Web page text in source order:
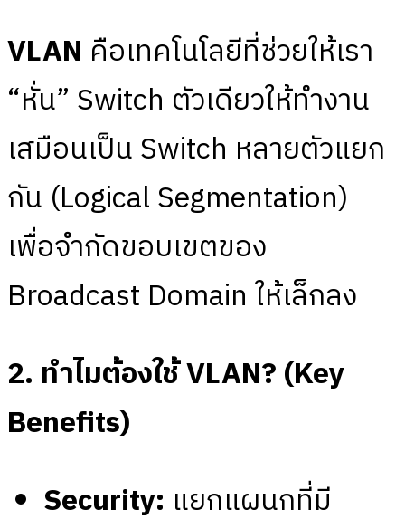
VLAN คือเทคโนโลยีที่ช่วยให้เรา
“หั่น” Switch ตัวเดียวให้ทำงาน
เสมือนเป็น Switch หลายตัวแยก
กัน (Logical Segmentation)
เพื่อจำกัดขอบเขตของ
Broadcast Domain ให้เล็กลง
2. ทำไมต้องใช้ VLAN? (Key
Benefits)
Security: แยกแผนกที่มี